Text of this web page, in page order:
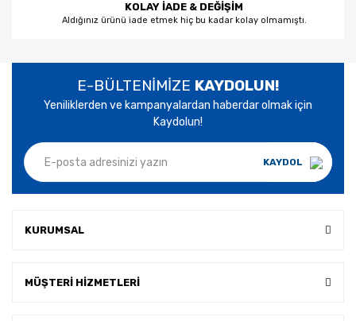
KOLAY İADE & DEĞİŞİM
Aldığınız ürünü iade etmek hiç bu kadar kolay olmamıştı.
E-BÜLTENİMİZE KAYDOLUN!
Yeniliklerden ve kampanyalardan haberdar olmak için
Kaydolun!
KAYDOL
KURUMSAL
MÜŞTERİ HİZMETLERİ